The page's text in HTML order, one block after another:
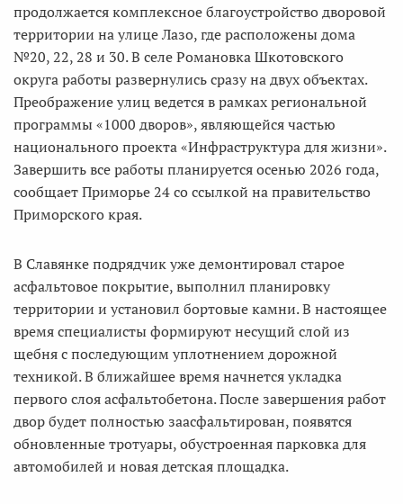
продолжается комплексное благоустройство дворовой
территории на улице Лазо, где расположены дома
№20, 22, 28 и 30. В селе Романовка Шкотовского
округа работы развернулись сразу на двух объектах.
Преображение улиц ведется в рамках региональной
программы «1000 дворов», являющейся частью
национального проекта «Инфраструктура для жизни».
Завершить все работы планируется осенью 2026 года,
сообщает Приморье 24 со ссылкой на правительство
Приморского края.
В Славянке подрядчик уже демонтировал старое
асфальтовое покрытие, выполнил планировку
территории и установил бортовые камни. В настоящее
время специалисты формируют несущий слой из
щебня с последующим уплотнением дорожной
техникой. В ближайшее время начнется укладка
первого слоя асфальтобетона. После завершения работ
двор будет полностью заасфальтирован, появятся
обновленные тротуары, обустроенная парковка для
автомобилей и новая детская площадка.